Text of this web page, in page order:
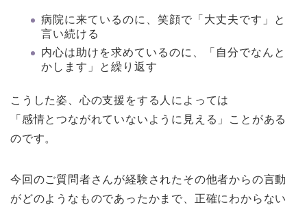
病院に来ているのに、笑顔で「大丈夫です」と
言い続ける
内心は助けを求めているのに、「自分でなんと
かします」と繰り返す
こうした姿、心の支援をする人によっては
「感情とつながれていないように見える」ことがある
のです。
今回のご質問者さんが経験されたその他者からの言動
がどのようなものであったかまで、正確にわからない